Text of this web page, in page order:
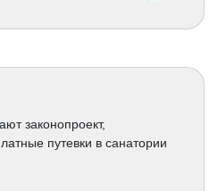
законопроект,
путевки в санатории